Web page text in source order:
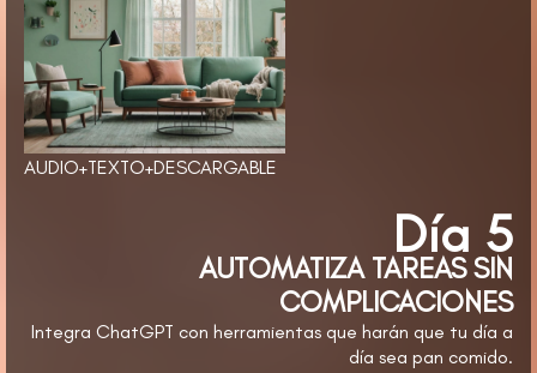
AUDIO+TEXTO+DESCARGABLE
Día 5
AUTOMATIZA TAREAS SIN
COMPLICACIONES
Integra ChatGPT con herramientas que harán que tu día a
día sea pan comido.